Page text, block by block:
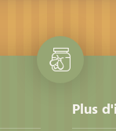
Plus